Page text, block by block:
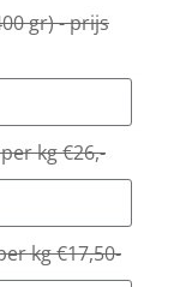
gr) - prijs
kg €26,-
kg €17,50-